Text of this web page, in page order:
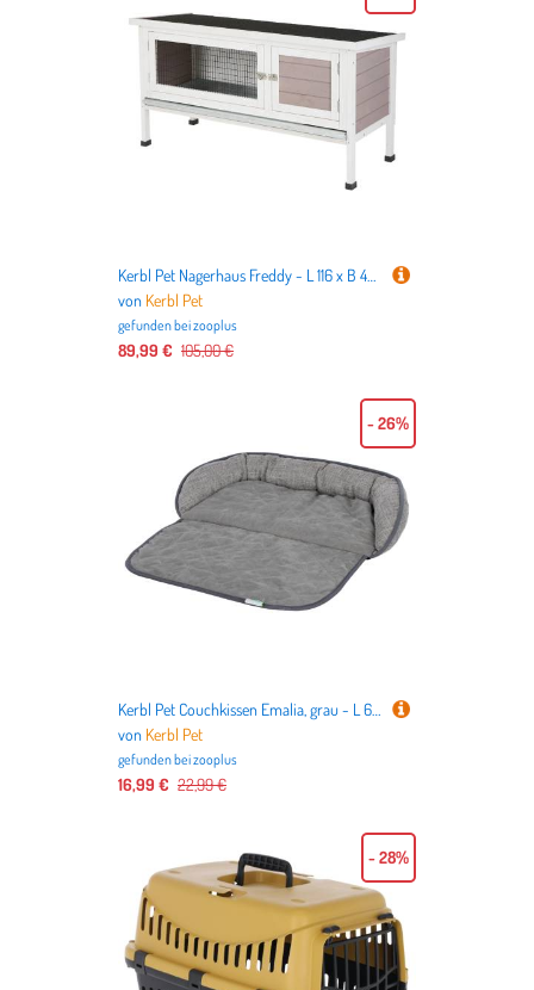
Kerbl Pet Nagerhaus Freddy - L 116 x B 45 x H 62 cm
von Kerbl Pet
gefunden beizooplus
89,99 € 105,00 €
Kerbl Pet Couchkissen Emalia, grau - L 60 x B 40 x H 12 cm
von Kerbl Pet
gefunden beizooplus
16,99 € 22,99 €
- 26%
- 28%